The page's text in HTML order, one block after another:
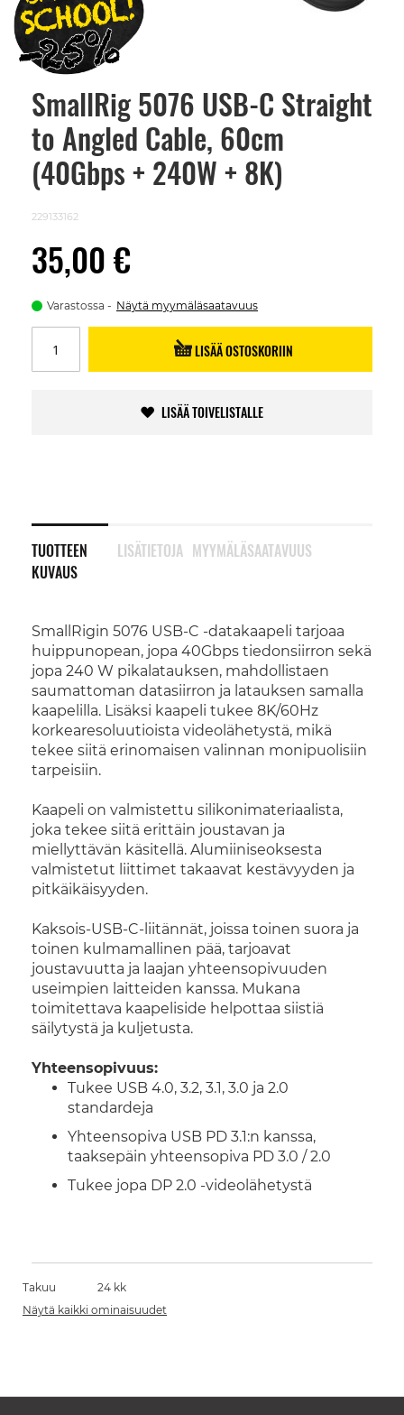
SmallRig 5076 USB-C Straight
to Angled Cable, 60cm
(40Gbps + 240W + 8K)
229133162
35,00 €
Varastossa Näytä myymäläsaatavuus
LISÄÄ OSTOSKORIIN
LISÄÄ TOIVELISTALLE
TUOTTEEN
KUVAUS
SmallRigin 5076 USB-C -datakaapeli tarjoaa
huippunopean, jopa 40Gbps tiedonsiirron sekä
jopa 240 W pikalatauksen, mahdollistaen
saumattoman datasiirron ja latauksen samalla
kaapelilla. Lisäksi kaapeli tukee 8K/60Hz
korkearesoluutioista videolähetystä, mikä
tekee siitä erinomaisen valinnan monipuolisiin
tarpeisiin.
Kaapeli on valmistettu silikonimateriaalista,
joka tekee siitä erittäin joustavan ja
miellyttävän käsitellä. Alumiiniseoksesta
valmistetut liittimet takaavat kestävyyden ja
pitkäikäisyyden.
Kaksois-USB-C-liitännät, joissa toinen suora ja
toinen kulmamallinen pää, tarjoavat
joustavuutta ja laajan yhteensopivuuden
useimpien laitteiden kanssa. Mukana
toimitettava kaapeliside helpottaa siistiä
säilytystä ja kuljetusta.
Yhteensopivuus:
Tukee USB 4.0, 3.2, 3.1, 3.0 ja 2.0
standardeja
Yhteensopiva USB PD 3.1:n kanssa,
taaksepäin yhteensopiva PD 3.0 / 2.0
Tukee jopa DP 2.0 -videolähetystä
LISÄTIETOJA MYYMÄLÄSAATAVUUS
Skip
beginning
images
Takuu
24 kk
Näytä kaikki ominaisuudet